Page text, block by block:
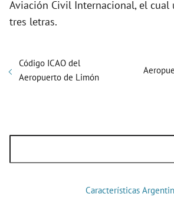
Aviación Civil Internacional, el cual
tres letras.
Código ICAO del
Aeropuerto de Limón
Características